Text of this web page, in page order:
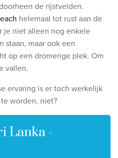
de rijstvelden.
helemaal tot rust aan de
je niet alleen nog enkele
staan, maar ook een
op een dromerige plek. Om
vallen.
ervaring is er toch werkelijk
worden, niet?
Lanka -